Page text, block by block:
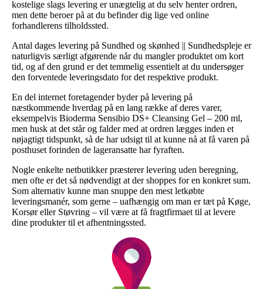
kostelige slags levering er unægtelig at du selv henter ordren,
men dette beroer på at du befinder dig lige ved online
forhandlerens tilholdssted.
Antal dages levering på Sundhed og skønhed || Sundhedspleje er
naturligvis særligt afgørende når du mangler produktet om kort
tid, og af den grund er det temmelig essentielt at du undersøger
den forventede leveringsdato for det respektive produkt.
En del internet foretagender byder på levering på
næstkommende hverdag på en lang række af deres varer,
eksempelvis Bioderma Sensibio DS+ Cleansing Gel – 200 ml,
men husk at det står og falder med at ordren lægges inden et
nøjagtigt tidspunkt, så de har udsigt til at kunne nå at få varen på
posthuset forinden de lageransatte har fyraften.
Nogle enkelte netbutikker præsterer levering uden beregning,
men ofte er det så nødvendigt at der shoppes for en konkret sum.
Som alternativ kunne man snuppe den mest letkøbte
leveringsmanér, som gerne – uafhængig om man er tæt på Køge,
Korsør eller Støvring – vil være at få fragtfirmaet til at levere
dine produkter til et afhentningssted.